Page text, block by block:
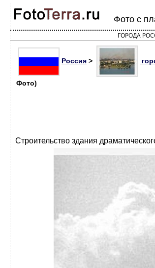
Фото с
ГОРОДА
Россия >
Фото)
Строительство здания